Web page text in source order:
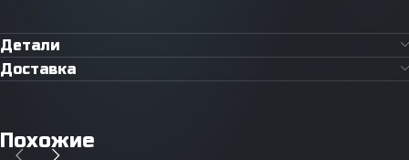
Детали
Доставка
Похожие